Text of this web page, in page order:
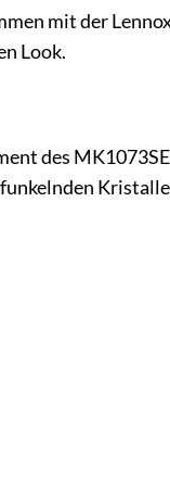
mit der
Look.
des